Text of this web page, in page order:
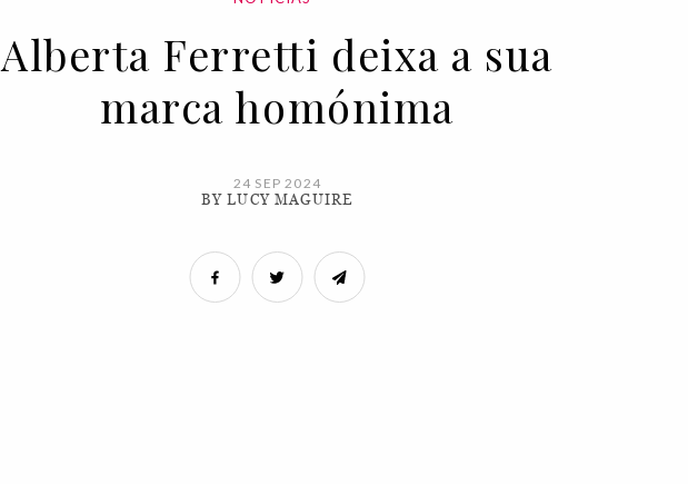
Alberta Ferretti deixa a sua
marca homónima
24 SEP 2024
BY LUCY MAGUIRE